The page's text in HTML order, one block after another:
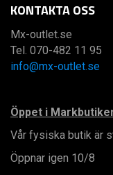
KONTAKTA OSS
Mx-outlet.se
Tel. 070-482 11 95
info@mx-outlet.se
Öppet i
Vår fysiska butik är
Öppnar igen 10/8